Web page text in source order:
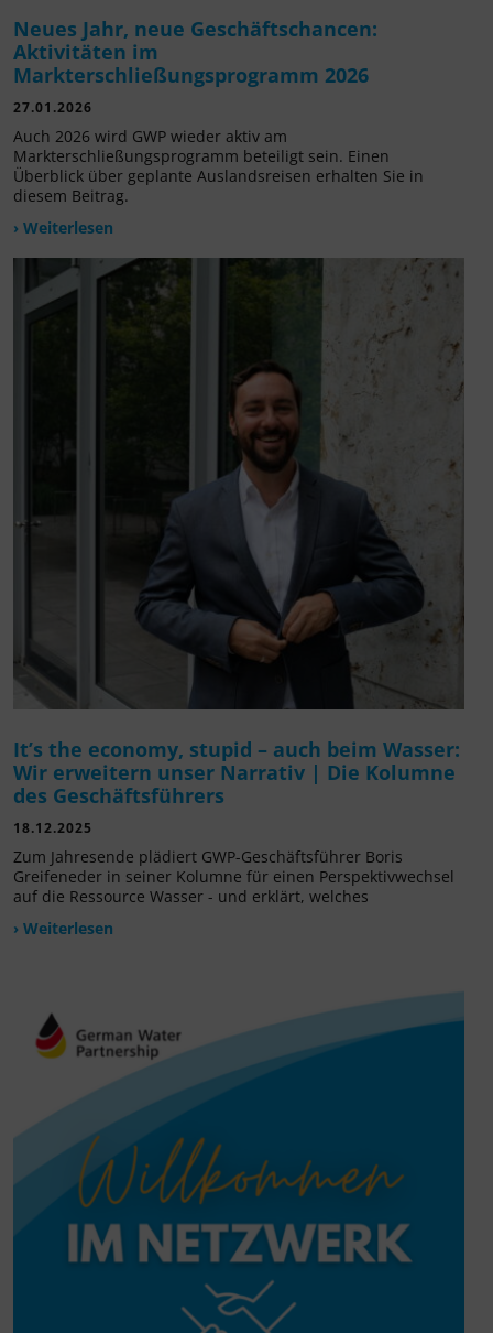
Neues Jahr, neue Geschäftschancen:
Aktivitäten im
Markterschließungsprogramm 2026
27.01.2026
Auch 2026 wird GWP wieder aktiv am
Markterschließungsprogramm beteiligt sein. Einen
Überblick über geplante Auslandsreisen erhalten Sie in
diesem Beitrag.
› Weiterlesen
It’s the economy, stupid – auch beim Wasser:
Wir erweitern unser Narrativ | Die Kolumne
des Geschäftsführers
18.12.2025
Zum Jahresende plädiert GWP-Geschäftsführer Boris
Greifeneder in seiner Kolumne für einen Perspektivwechsel
auf die Ressource Wasser - und erklärt, welches
› Weiterlesen